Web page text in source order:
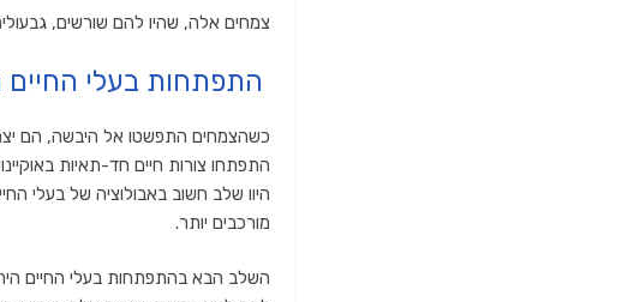
צמחים אלה, שהיו להם שורשים,
התפתחות בעלי החיים
כשהצמחים התפשטו אל היבשה, הם
התפתחו צורות חיים חד-תאיות
היוו שלב חשוב באבולוציה של בעלי
מורכבים יותר.
השלב הבא בהתפתחות בעלי החיים